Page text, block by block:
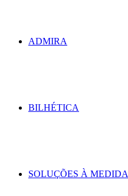
ADMIRA
BILHÉTICA
SOLUÇÕES À MEDIDA